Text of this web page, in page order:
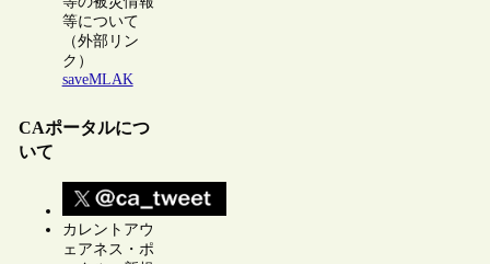
等について
（外部リン
ク）
saveMLAK
CAポータルにつ
いて
カレントアウ
ェアネス・ポ